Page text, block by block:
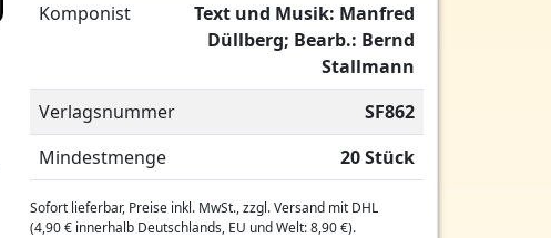
Komponist
Text und Musik: Manfred
Düllberg; Bearb.: Bernd
Stallmann
Verlagsnummer
SF862
Mindestmenge
20 Stück
Sofort lieferbar, Preise inkl. MwSt., zzgl. Versand mit DHL
(4,90 € innerhalb Deutschlands, EU und Welt: 8,90 €).